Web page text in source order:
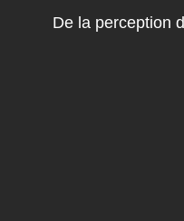
De la perception